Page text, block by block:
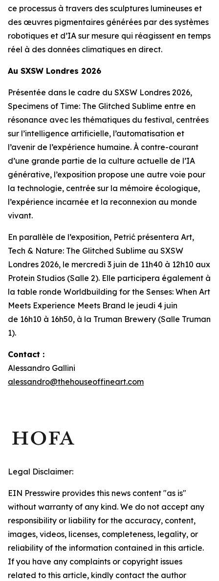
ce processus à travers des sculptures lumineuses et
des œuvres pigmentaires générées par des systèmes
robotiques et d’IA sur mesure qui réagissent en temps
réel à des données climatiques en direct.
Au SXSW Londres 2026
Présentée dans le cadre du SXSW Londres 2026,
Specimens of Time: The Glitched Sublime entre en
résonance avec les thématiques du festival, centrées
sur l’intelligence artificielle, l’automatisation et
l’avenir de l’expérience humaine. À contre-courant
d’une grande partie de la culture actuelle de l’IA
générative, l’exposition propose une autre voie pour
la technologie, centrée sur la mémoire écologique,
l’expérience incarnée et la reconnexion au monde
vivant.
En parallèle de l’exposition, Petrić présentera Art,
Tech & Nature: The Glitched Sublime au SXSW
Londres 2026, le mercredi 3 juin de 11h40 à 12h10 aux
Protein Studios (Salle 2). Elle participera également à
la table ronde Worldbuilding for the Senses: When Art
Meets Experience Meets Brand le jeudi 4 juin
de 16h10 à 16h50, à la Truman Brewery (Salle Truman
1).
Contact :
Alessandro Gallini
alessandro@thehouseoffineart.com
Legal Disclaimer:
EIN Presswire provides this news content "as is"
without warranty of any kind. We do not accept any
responsibility or liability for the accuracy, content,
images, videos, licenses, completeness, legality, or
reliability of the information contained in this article.
If you have any complaints or copyright issues
related to this article, kindly contact the author